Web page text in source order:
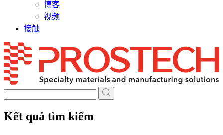
博客
视频
接触
Skip
to
content
Kết quả tìm kiếm